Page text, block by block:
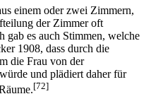
einem oder zwei Zimmern,
der Zimmer oft
gab es auch Stimmen, welche
1908, dass durch die
die Frau von der
und plädiert daher für
[72]